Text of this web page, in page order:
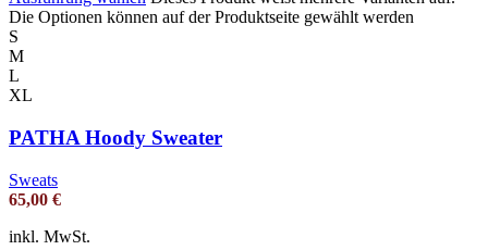
Die Optionen können auf der Produktseite gewählt werden
S
M
L
XL
PATHA Hoody Sweater
Sweats
65,00 €
inkl. MwSt.